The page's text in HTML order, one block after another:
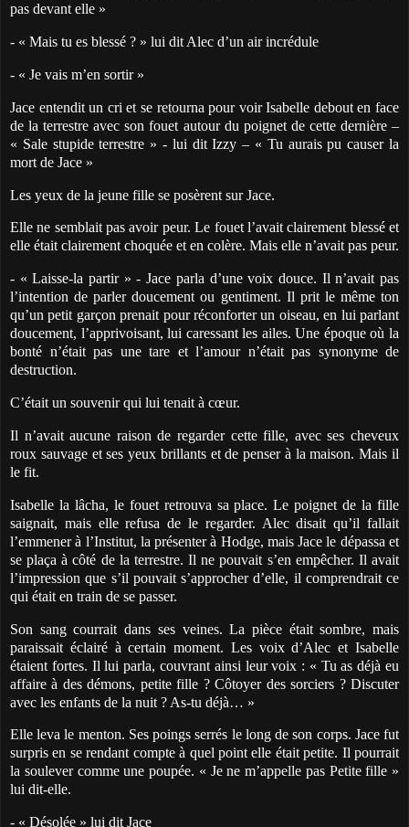
pas devant elle »
- « Mais tu es blessé ? » lui dit Alec d’un air incrédule
- « Je vais m’en sortir »
Jace entendit un cri et se retourna pour voir Isabelle debout en face
de la terrestre avec son fouet autour du poignet de cette dernière –
« Sale stupide terrestre » - lui dit Izzy – « Tu aurais pu causer la
mort de Jace »
Les yeux de la jeune fille se posèrent sur Jace.
Elle ne semblait pas avoir peur. Le fouet l’avait clairement blessé et
elle était clairement choquée et en colère. Mais elle n’avait pas peur.
- « Laisse-la partir » - Jace parla d’une voix douce. Il n’avait pas
l’intention de parler doucement ou gentiment. Il prit le même ton
qu’un petit garçon prenait pour réconforter un oiseau, en lui parlant
doucement, l’apprivoisant, lui caressant les ailes. Une époque où la
bonté n’était pas une tare et l’amour n’était pas synonyme de
destruction.
C’était un souvenir qui lui tenait à cœur.
Il n’avait aucune raison de regarder cette fille, avec ses cheveux
roux sauvage et ses yeux brillants et de penser à la maison. Mais il
le fit.
Isabelle la lâcha, le fouet retrouva sa place. Le poignet de la fille
saignait, mais elle refusa de le regarder. Alec disait qu’il fallait
l’emmener à l’Institut, la présenter à Hodge, mais Jace le dépassa et
se plaça à côté de la terrestre. Il ne pouvait s’en empêcher. Il avait
l’impression que s’il pouvait s’approcher d’elle, il comprendrait ce
qui était en train de se passer.
Son sang courrait dans ses veines. La pièce était sombre, mais
paraissait éclairé à certain moment. Les voix d’Alec et Isabelle
étaient fortes. Il lui parla, couvrant ainsi leur voix : « Tu as déjà eu
affaire à des démons, petite fille ? Côtoyer des sorciers ? Discuter
avec les enfants de la nuit ? As-tu déjà… »
Elle leva le menton. Ses poings serrés le long de son corps. Jace fut
surpris en se rendant compte à quel point elle était petite. Il pourrait
la soulever comme une poupée. « Je ne m’appelle pas Petite fille »
lui dit-elle.
- « Désolée » lui dit Jace